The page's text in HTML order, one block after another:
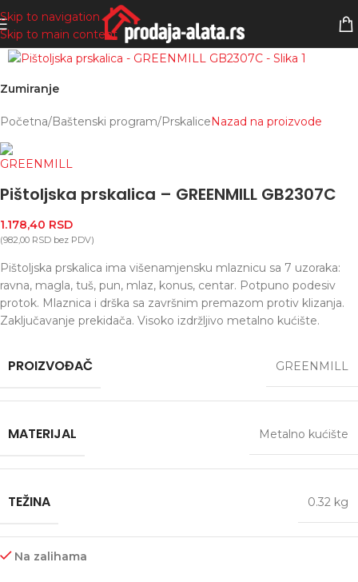
Skip to navigation
Skip to main content
Zumiranje
Početna/Baštenski program/PrskaliceNazad na proizvode
Pištoljska prskalica – GREENMILL GB2307C
1.178,40 RSD
(982,00 RSD bez PDV)
Pištoljska prskalica ima višenamjensku mlaznicu sa 7 uzoraka:
ravna, magla, tuš, pun, mlaz, konus, centar. Potpuno podesiv
protok. Mlaznica i drška sa završnim premazom protiv klizanja.
Zaključavanje prekidača. Visoko izdržljivo metalno kućište.
PROIZVOĐAČ GREENMILL
MATERIJAL Metalno kućište
TEŽINA 0.32 kg
Na zalihama